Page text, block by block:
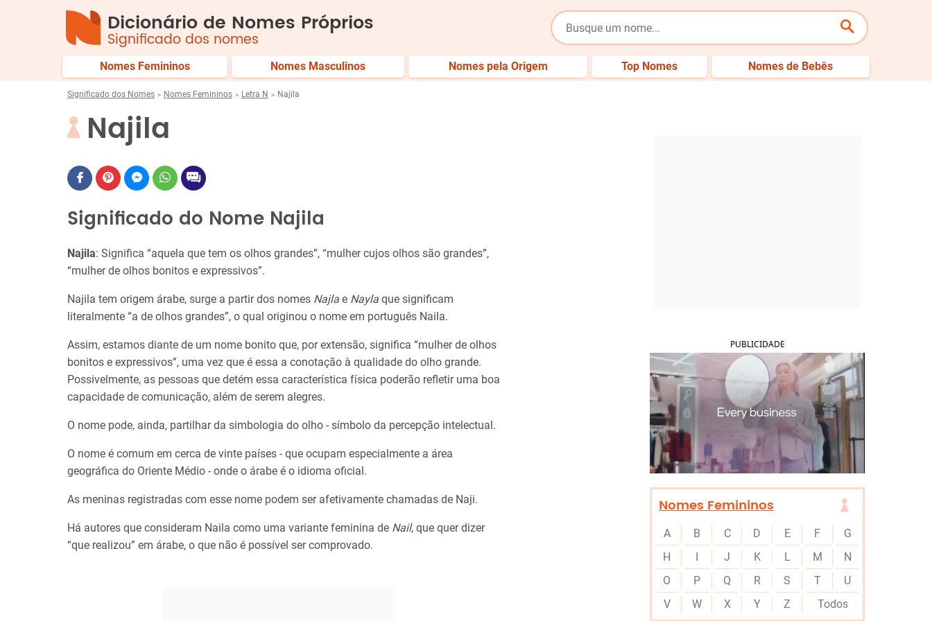
Dicionário de Nomes Próprios
Significado dos nomes
Nomes Femininos Nomes Masculinos Nomes pela Origem Top Nomes Nomes de Bebês
Significado dos Nomes Nomes Femininos Letra N Najila
Najila
Significado do Nome Najila
Najila: Significa “aquela que tem os olhos grandes”, “mulher cujos olhos são grandes”,
“mulher de olhos bonitos e expressivos”.
Najila tem origem árabe, surge a partir dos nomes Najla e Nayla que significam
literalmente “a de olhos grandes”, o qual originou o nome em português Naila.
Assim, estamos diante de um nome bonito que, por extensão, significa “mulher de olhos
bonitos e expressivos”, uma vez que é essa a conotação à qualidade do olho grande.
Possivelmente, as pessoas que detém essa característica física poderão refletir uma boa
capacidade de comunicação, além de serem alegres.
O nome pode, ainda, partilhar da simbologia do olho - símbolo da percepção intelectual.
O nome é comum em cerca de vinte países - que ocupam especialmente a área
geográfica do Oriente Médio - onde o árabe é o idioma oficial.
As meninas registradas com esse nome podem ser afetivamente chamadas de Naji.
Há autores que consideram Naila como uma variante feminina de Nail, que quer dizer
“que realizou” em árabe, o que não é possível ser comprovado.
PUBLICIDADE
Nomes Femininos
A B C D E F
G
H
I J K L M
N
O
P Q R S T
U
V
W X Y Z Todos